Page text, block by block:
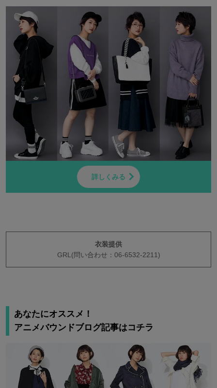
詳しくみる
衣装提供
GRL(問い合わせ：06-6532-2211)
あなたにオススメ！
アニメバウンドブログ記事はコチラ